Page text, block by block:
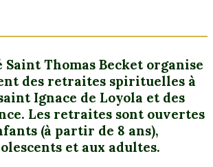
Thomas Becket organise
des retraites spirituelles à
Ignace de Loyola et des
Les retraites sont ouvertes
(à partir de 8 ans),
et aux adultes.